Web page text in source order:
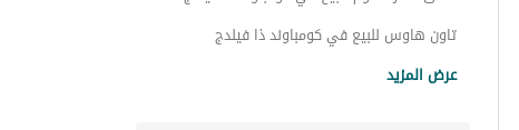
تاون هاوس للبيع في كومباوند ذا فيلدج
عرض المزيد